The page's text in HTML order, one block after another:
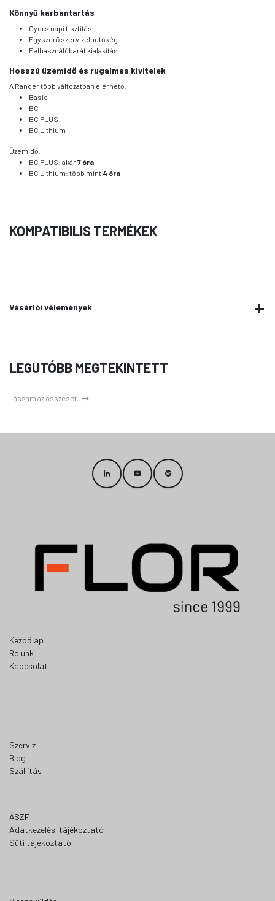
Könnyű karbantartás
Gyors napi tisztítás
Egyszerű szervizelhetőség
Felhasználóbarát kialakítás
Hosszú üzemidő és rugalmas kivitelek
A Ranger több változatban elérhető:
Basic
BC
BC PLUS
BC Lithium
Üzemidő:
BC PLUS: akár7 óra
BC Lithium: több mint 4 óra
KOMPATIBILIS TERMÉKEK
Vásárlói vélemények
LEGUTÓBB MEGTEKINTETT
Lássam az összeset
Kezdőlap
Rólunk
Kapcsolat
Szerviz
Blog
Szállítás
ÁSZF
Adatkezelési tájékoztató
Süti tájékoztató